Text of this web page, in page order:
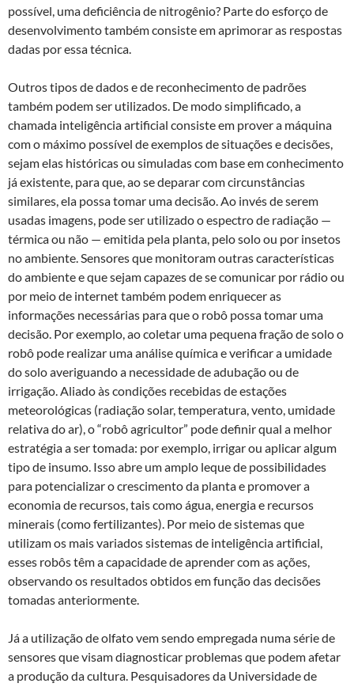
possível, uma deficiência de nitrogênio? Parte do esforço de
desenvolvimento também consiste em aprimorar as respostas
dadas por essa técnica.
Outros tipos de dados e de reconhecimento de padrões
também podem ser utilizados. De modo simplificado, a
chamada inteligência artificial consiste em prover a máquina
com o máximo possível de exemplos de situações e decisões,
sejam elas históricas ou simuladas com base em conhecimento
já existente, para que, ao se deparar com circunstâncias
similares, ela possa tomar uma decisão. Ao invés de serem
usadas imagens, pode ser utilizado o espectro de radiação —
térmica ou não — emitida pela planta, pelo solo ou por insetos
no ambiente. Sensores que monitoram outras características
do ambiente e que sejam capazes de se comunicar por rádio ou
por meio de internet também podem enriquecer as
informações necessárias para que o robô possa tomar uma
decisão. Por exemplo, ao coletar uma pequena fração de solo o
robô pode realizar uma análise química e verificar a umidade
do solo averiguando a necessidade de adubação ou de
irrigação. Aliado às condições recebidas de estações
meteorológicas (radiação solar, temperatura, vento, umidade
relativa do ar), o “robô agricultor” pode definir qual a melhor
estratégia a ser tomada: por exemplo, irrigar ou aplicar algum
tipo de insumo. Isso abre um amplo leque de possibilidades
para potencializar o crescimento da planta e promover a
economia de recursos, tais como água, energia e recursos
minerais (como fertilizantes). Por meio de sistemas que
utilizam os mais variados sistemas de inteligência artificial,
esses robôs têm a capacidade de aprender com as ações,
observando os resultados obtidos em função das decisões
tomadas anteriormente.
Já a utilização de olfato vem sendo empregada numa série de
sensores que visam diagnosticar problemas que podem afetar
a produção da cultura. Pesquisadores da Universidade de